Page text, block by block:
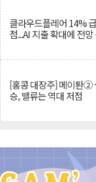
클라우드플레어 14%
점...AI 지출 확대에 전
[홍콩 대장주] 메이퇀②
승, 밸류는 역대 저점